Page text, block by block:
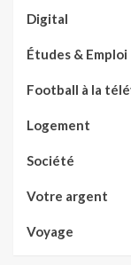
Digital
Études & Emploi
Football à la
Logement
Société
Votre argent
Voyage